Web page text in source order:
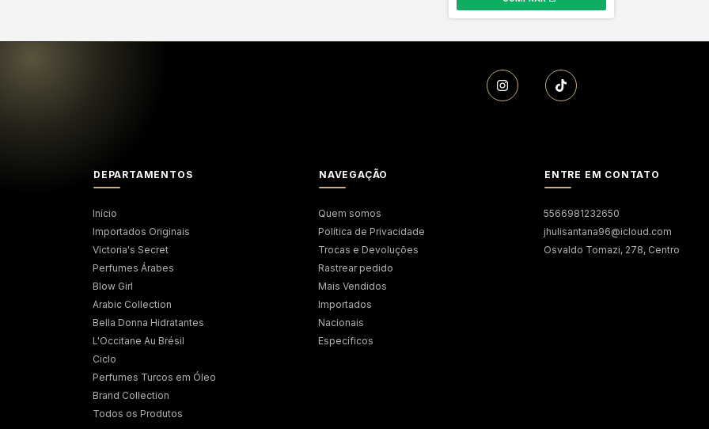
DEPARTAMENTOS
Início
Importados Originais
Victoria's Secret
Perfumes Árabes
Blow Girl
Arabic Collection
Bella Donna Hidratantes
L'Occitane Au Brésil
Ciclo
Perfumes Turcos em Óleo
Brand Collection
Todos os Produtos
NAVEGAÇÃO
Quem somos
Política de Privacidade
Trocas e Devoluções
Rastrear pedido
Mais Vendidos
Importados
Nacionais
Específicos
ENTRE EM CONTATO
5566981232650
jhulisantana96@icloud.com
Osvaldo Tomazi, 278, Centro